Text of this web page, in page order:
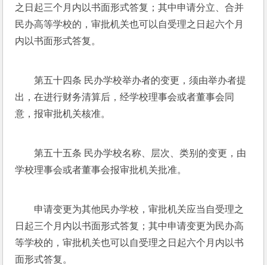
之日起三个月内以书面形式答复；其中申请分立、合并
民办高等学校的，审批机关也可以自受理之日起六个月
内以书面形式答复。
第五十四条 民办学校举办者的变更，须由举办者提
出，在进行财务清算后，经学校理事会或者董事会同
意，报审批机关核准。
第五十五条 民办学校名称、层次、类别的变更，由
学校理事会或者董事会报审批机关批准。
申请变更为其他民办学校，审批机关应当自受理之
日起三个月内以书面形式答复；其中申请变更为民办高
等学校的，审批机关也可以自受理之日起六个月内以书
面形式答复。